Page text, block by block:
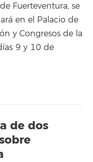
Fuerteventura, se
en el Palacio de
y Congresos de la
9 y 10 de
de dos